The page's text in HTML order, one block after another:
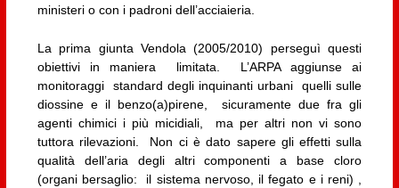
ministeri o con i padroni dell’acciaieria.
La prima giunta Vendola (2005/2010) perseguì questi
obiettivi in maniera limitata. L’ARPA aggiunse ai
monitoraggi standard degli inquinanti urbani quelli sulle
diossine e il benzo(a)pirene, sicuramente due fra gli
agenti chimici i più micidiali, ma per altri non vi sono
tuttora rilevazioni. Non ci è dato sapere gli effetti sulla
qualità dell’aria degli altri componenti a base cloro
(organi bersaglio: il sistema nervoso, il fegato e i reni) ,